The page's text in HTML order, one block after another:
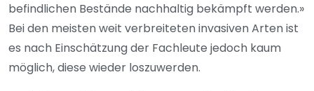
befindlichen Bestände nachhaltig bekämpft werden.»
Bei den meisten weit verbreiteten invasiven Arten ist
es nach Einschätzung der Fachleute jedoch kaum
möglich, diese wieder loszuwerden.